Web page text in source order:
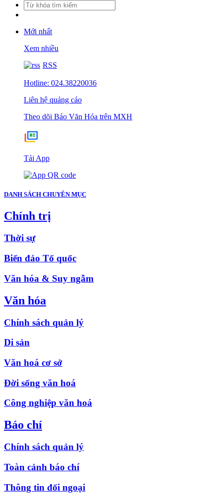
Mới nhất
Xem nhiều
RSS
Hotline: 024.38220036
Liên hệ quảng cáo
Theo dõi Báo Văn Hóa trên MXH
Tải App
DANH SÁCH CHUYÊN MỤC
Chính trị
Thời sự
Biển đảo Tổ quốc
Văn hóa & Suy ngẫm
Văn hóa
Chính sách quản lý
Di sản
Văn hoá cơ sở
Đời sống văn hoá
Công nghiệp văn hoá
Báo chí
Chính sách quản lý
Toàn cảnh báo chí
Thông tin đối ngoại